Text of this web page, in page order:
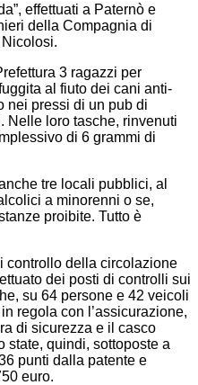
effettuati a Paternò e
della Compagnia di
3 ragazzi per
al fiuto dei cani anti-
nei pressi di un pub di
Nelle loro tasche, rinvenuti
di 6 grammi di
tre locali pubblici, al
a minorenni o se,
proibite. Tutto è
controllo della circolazione
dei posti di controlli sui
su 64 persone e 42 veicoli
regola con l’assicurazione,
di sicurezza e il casco
state, quindi, sottoposte a
punti dalla patente e
euro.